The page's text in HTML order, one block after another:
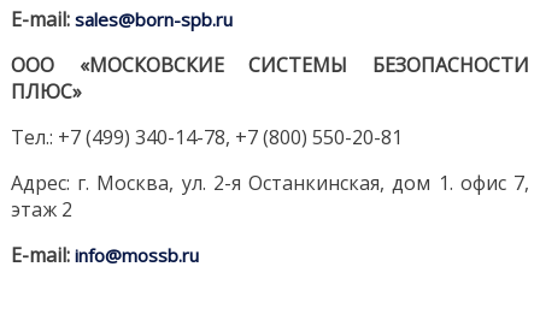
E-mail: sales@born-spb.ru
ООО «МОСКОВСКИЕ СИСТЕМЫ БЕЗОПАСНОСТИ
ПЛЮС»
Тел.: +7 (499) 340-14-78, +7(800) 550-20-81
Адрес: г. Москва, ул. 2-я Останкинская, дом 1. офис 7,
этаж 2
E-mail: info@mossb.ru